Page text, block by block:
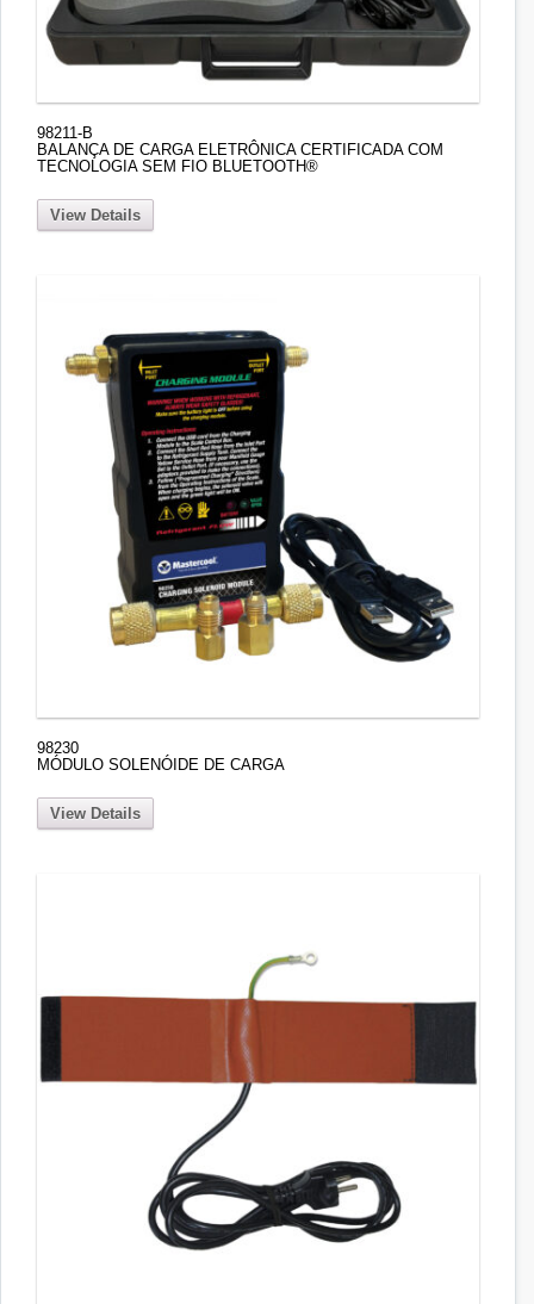
98211-B
BALANÇA DE CARGA ELETRÔNICA CERTIFICADA COM
TECNOLOGIA SEM FIO BLUETOOTH®
View Details
98230
MÓDULO SOLENÓIDE DE CARGA
View Details